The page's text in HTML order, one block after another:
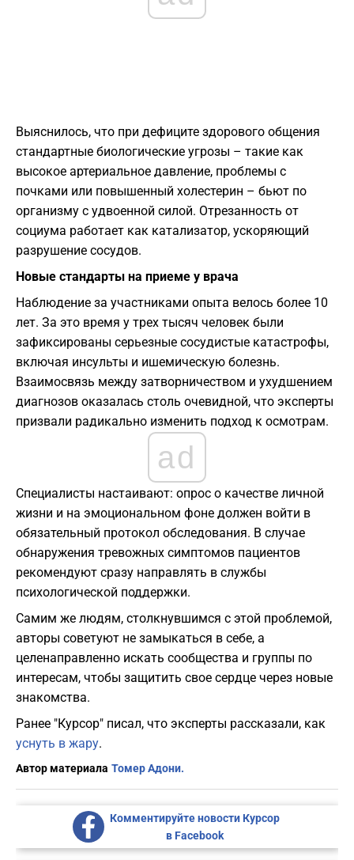
Выяснилось, что при дефиците здорового общения
стандартные биологические угрозы – такие как
высокое артериальное давление, проблемы с
почками или повышенный холестерин – бьют по
организму с удвоенной силой. Отрезанность от
социума работает как катализатор, ускоряющий
разрушение сосудов.
Новые стандарты на приеме у врача
Наблюдение за участниками опыта велось более 10
лет. За это время у трех тысяч человек были
зафиксированы серьезные сосудистые катастрофы,
включая инсульты и ишемическую болезнь.
Взаимосвязь между затворничеством и ухудшением
диагнозов оказалась столь очевидной, что эксперты
призвали радикально изменить подход к осмотрам.
ad
Специалисты настаивают: опрос о качестве личной
жизни и на эмоциональном фоне должен войти в
обязательный протокол обследования. В случае
обнаружения тревожных симптомов пациентов
рекомендуют сразу направлять в службы
психологической поддержки.
Самим же людям, столкнувшимся с этой проблемой,
авторы советуют не замыкаться в себе, а
целенаправленно искать сообщества и группы по
интересам, чтобы защитить свое сердце через новые
знакомства.
Ранее "Курсор" писал, что эксперты рассказали, как
уснуть в жару.
Автор материала Томер Адони.
Комментируйте новости Курсор
в Facebook